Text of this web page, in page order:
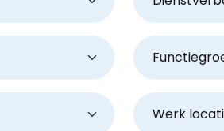
Functiegroep
Werk locatie